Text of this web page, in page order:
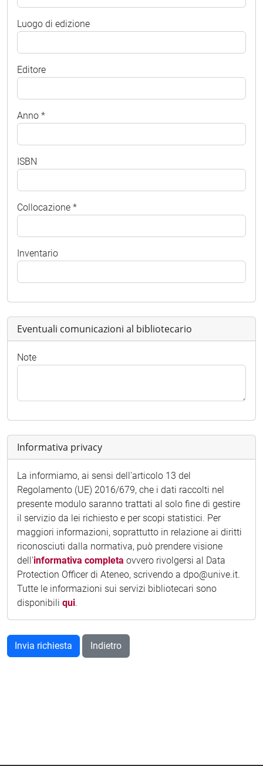
Luogo di edizione
Editore
Anno *
ISBN
Collocazione *
Inventario
Eventuali comunicazioni al bibliotecario
Note
Informativa privacy
La informiamo, ai sensi dell'articolo 13 del
Regolamento (UE) 2016/679, che i dati raccolti nel
presente modulo saranno trattati al solo fine di gestire
il servizio da lei richiesto e per scopi statistici. Per
maggiori informazioni, soprattutto in relazione ai diritti
riconosciuti dalla normativa, può prendere visione
dell'informativa completa ovvero rivolgersi al Data
Protection Officer di Ateneo, scrivendo a dpo@unive.it.
Tutte le informazioni sui servizi bibliotecari sono
disponibili qui.
Indietro